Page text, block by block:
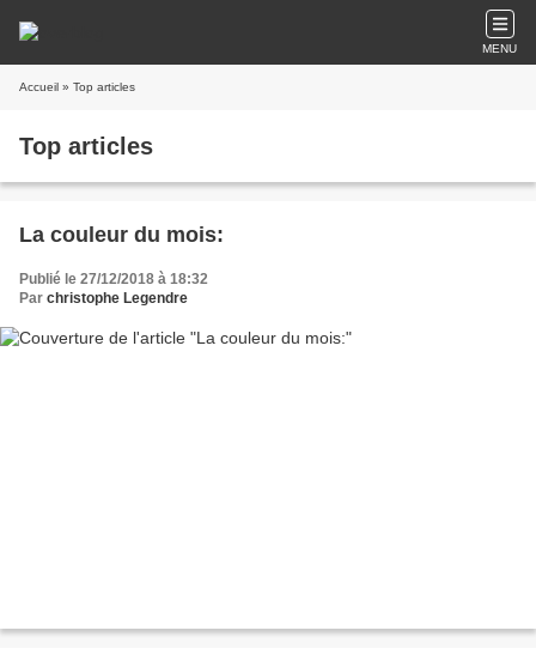
MENU
Accueil » Top articles
Top articles
La couleur du mois:
Publié le 27/12/2018 à 18:32
Par christophe Legendre